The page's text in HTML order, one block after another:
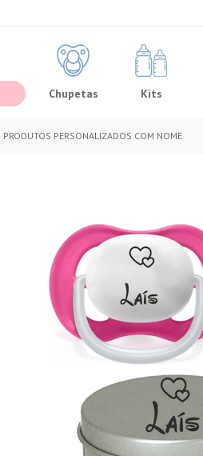
Chupetas Kits
PRODUTOS PERSONALIZADOS COM NOME